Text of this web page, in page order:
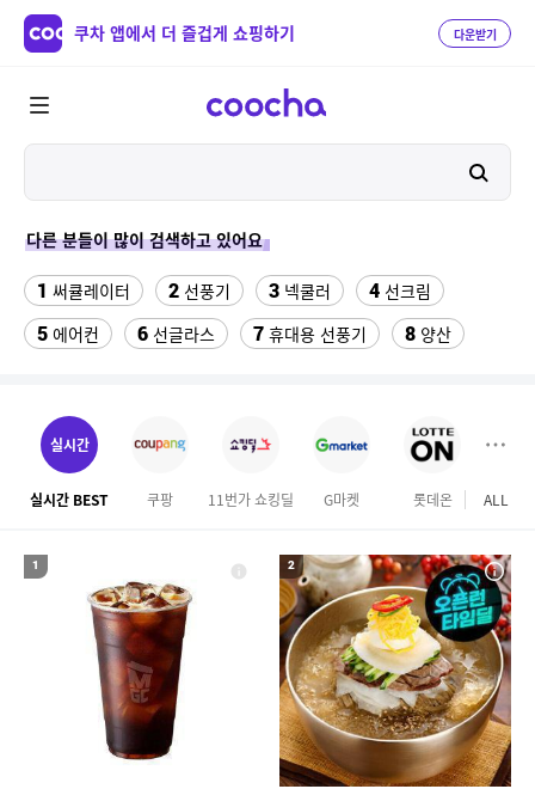
쿠차 앱에서 더 즐겁게 쇼핑하기 다운받기
다른 분들이 많이 검색하고 있어요
1 써큘레이터 2 선풍기 3 넥쿨러 4 선크림
5 에어컨 6 선글라스 7 휴대용 선풍기 8 양산
12 팔찌부자재
14 롯데월드 자유이용권 엄마옷
17 엘칸토 18 19 슬리퍼 ALL
실시간
실시간 BEST 쿠팡 11번가 쇼킹딜 G마켓 롯데온 마이리
1 2